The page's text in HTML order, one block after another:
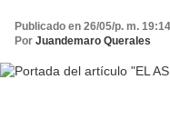
Publicado en 26/05/p. m. 19:14
Por Juandemaro Querales